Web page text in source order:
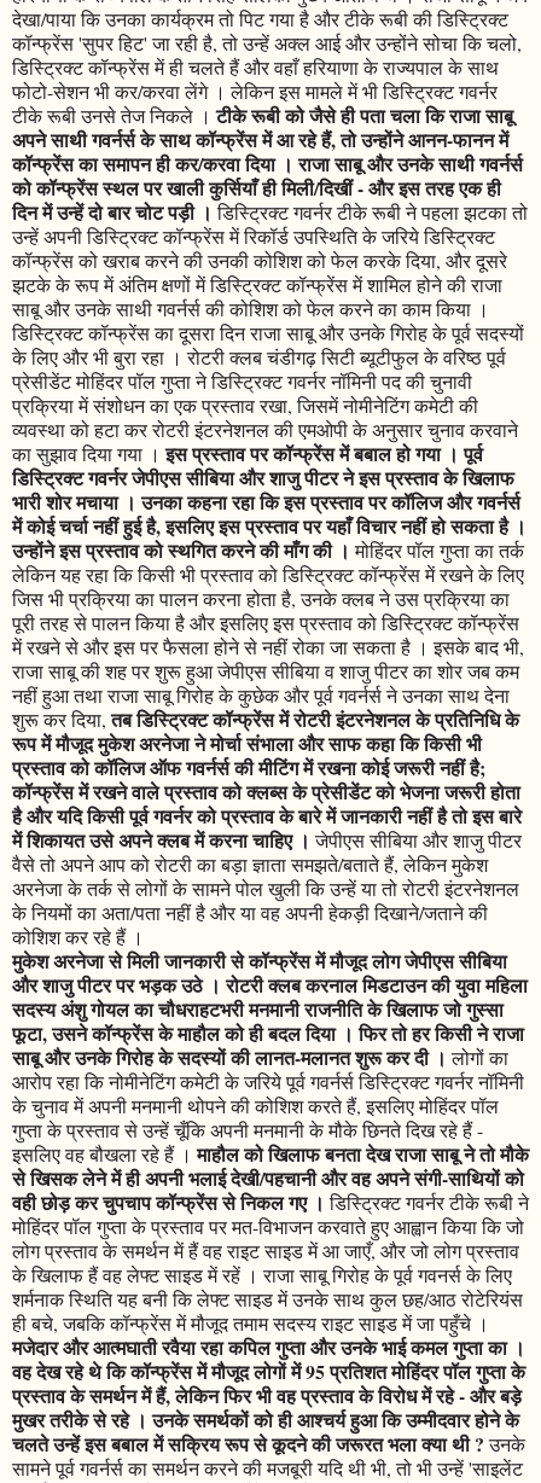
देखा/पाया कि उनका कार्यक्रम तो पिट गया है और टीके रूबी की डिस्ट्रिक्ट
कॉन्फ्रेंस 'सुपर हिट' जा रही है, तो उन्हें अक्ल आई और उन्होंने सोचा कि चलो,
डिस्ट्रिक्ट कॉन्फ्रेंस में ही चलते हैं और वहाँ हरियाणा के राज्यपाल के साथ
फोटो-सेशन भी कर/करवा लेंगे । लेकिन इस मामले में भी डिस्ट्रिक्ट गवर्नर
टीके रूबी उनसे तेज निकले ।टीके रूबी को जैसे ही पता चला कि राजा साबू
अपने साथी गवर्नर्स के साथ कॉन्फ्रेंस में आ रहे हैं, तो उन्होंने आनन-फानन में
कॉन्फ्रेंस का समापन ही कर/करवा दिया । राजा साबू और उनके साथी गवर्नर्स
को कॉन्फ्रेंस स्थल पर खाली कुर्सियाँ ही मिली/दिखीं - और इस तरह एक ही
दिन में उन्हें दो बार चोट पड़ी । डिस्ट्रिक्ट गवर्नर टीके रूबी ने पहला झटका तो
उन्हें अपनी डिस्ट्रिक्ट कॉन्फ्रेंस में रिकॉर्ड उपस्थिति के जरिये डिस्ट्रिक्ट
कॉन्फ्रेंस को खराब करने की उनकी कोशिश को फेल करके दिया, और दूसरे
झटके के रूप में अंतिम क्षणों में डिस्ट्रिक्ट कॉन्फ्रेंस में शामिल होने की राजा
साबू और उनके साथी गवर्नर्स की कोशिश को फेल करने का काम किया ।
डिस्ट्रिक्ट कॉन्फ्रेंस का दूसरा दिन राजा साबू और उनके गिरोह के पूर्व सदस्यों
के लिए और भी बुरा रहा । रोटरी क्लब चंडीगढ़ सिटी ब्यूटीफुल के वरिष्ठ पूर्व
प्रेसीडेंट मोहिंदर पॉल गुप्ता ने डिस्ट्रिक्ट गवर्नर नॉमिनी पद की चुनावी
प्रक्रिया में संशोधन का एक प्रस्ताव रखा, जिसमें नोमीनेटिंग कमेटी की
व्यवस्था को हटा कर रोटरी इंटरनेशनल की एमओपी के अनुसार चुनाव करवाने
का सुझाव दिया गया ।इस प्रस्ताव पर कॉन्फ्रेंस में बबाल हो गया । पूर्व
डिस्ट्रिक्ट गवर्नर जेपीएस सीबिया और शाजु पीटर ने इस प्रस्ताव के खिलाफ
भारी शोर मचाया । उनका कहना रहा कि इस प्रस्ताव पर कॉलिज और गवर्नर्स
में कोई चर्चा नहीं हुई है, इसलिए इस प्रस्ताव पर यहाँ विचार नहीं हो सकता है ।
उन्होंने इस प्रस्ताव को स्थगित करने की माँग की । मोहिंदर पॉल गुप्ता का तर्क
लेकिन यह रहा कि किसी भी प्रस्ताव को डिस्ट्रिक्ट कॉन्फ्रेंस में रखने के लिए
जिस भी प्रक्रिया का पालन करना होता है, उनके क्लब ने उस प्रक्रिया का
पूरी तरह से पालन किया है और इसलिए इस प्रस्ताव को डिस्ट्रिक्ट कॉन्फ्रेंस
में रखने से और इस पर फैसला होने से नहीं रोका जा सकता है । इसके बाद भी,
राजा साबू की शह पर शुरू हुआ जेपीएस सीबिया व शाजु पीटर का शोर जब कम
नहीं हुआ तथा राजा साबू गिरोह के कुछेक और पूर्व गवर्नर्स ने उनका साथ देना
शुरू कर दिया,तब डिस्ट्रिक्ट कॉन्फ्रेंस में रोटरी इंटरनेशनल के प्रतिनिधि के
रूप में मौजूद मुकेश अरनेजा ने मोर्चा संभाला और साफ कहा कि किसी भी
प्रस्ताव को कॉलिज ऑफ गवर्नर्स की मीटिंग में रखना कोई जरूरी नहीं है;
कॉन्फ्रेंस में रखने वाले प्रस्ताव को क्लब्स के प्रेसीडेंट को भेजना जरूरी होता
है और यदि किसी पूर्व गवर्नर को प्रस्ताव के बारे में जानकारी नहीं है तो इस बारे
में शिकायत उसे अपने क्लब में करना चाहिए । जेपीएस सीबिया और शाजु पीटर
वैसे तो अपने आप को रोटरी का बड़ा ज्ञाता समझते/बताते हैं, लेकिन मुकेश
अरनेजा के तर्क से लोगों के सामने पोल खुली कि उन्हें या तो रोटरी इंटरनेशनल
के नियमों का अता/पता नहीं है और या वह अपनी हेकड़ी दिखाने/जताने की
कोशिश कर रहे हैं ।
मुकेश अरनेजा से मिली जानकारी से कॉन्फ्रेंस में मौजूद लोग जेपीएस सीबिया
और शाजु पीटर पर भड़क उठे । रोटरी क्लब करनाल मिडटाउन की युवा महिला
सदस्य अंशु गोयल का चौधराहटभरी मनमानी राजनीति के खिलाफ जो गुस्सा
फूटा, उसने कॉन्फ्रेंस के माहौल को ही बदल दिया । फिर तो हर किसी ने राजा
साबू और उनके गिरोह के सदस्यों की लानत-मलानत शुरू कर दी । लोगों का
आरोप रहा कि नोमीनेटिंग कमेटी के जरिये पूर्व गवर्नर्स डिस्ट्रिक्ट गवर्नर नॉमिनी
के चुनाव में अपनी मनमानी थोपने की कोशिश करते हैं, इसलिए मोहिंदर पॉल
गुप्ता के प्रस्ताव से उन्हें चूँकि अपनी मनमानी के मौके छिनते दिख रहे हैं -
इसलिए वह बौखला रहे हैं ।माहौल को खिलाफ बनता देख राजा साबू ने तो मौके
से खिसक लेने में ही अपनी भलाई देखी/पहचानी और वह अपने संगी-साथियों को
वही छोड़ कर चुपचाप कॉन्फ्रेंस से निकल गए । डिस्ट्रिक्ट गवर्नर टीके रूबी ने
मोहिंदर पॉल गुप्ता के प्रस्ताव पर मत-विभाजन करवाते हुए आह्वान किया कि जो
लोग प्रस्ताव के समर्थन में हैं वह राइट साइड में आ जाएँ, और जो लोग प्रस्ताव
के खिलाफ हैं वह लेफ्ट साइड में रहें । राजा साबू गिरोह के पूर्व गवनर्स के लिए
शर्मनाक स्थिति यह बनी कि लेफ्ट साइड में उनके साथ कुल छह/आठ रोटेरियंस
ही बचे, जबकि कॉन्फ्रेंस में मौजूद तमाम सदस्य राइट साइड में जा पहुँचे ।
मजेदार और आत्मघाती रवैया रहा कपिल गुप्ता और उनके भाई कमल गुप्ता का ।
वह देख रहे थे कि कॉन्फ्रेंस में मौजूद लोगों में 95 प्रतिशत मोहिंदर पॉल गुप्ता के
प्रस्ताव के समर्थन में हैं, लेकिन फिर भी वह प्रस्ताव के विरोध में रहे - और बड़े
मुखर तरीके से रहे । उनके समर्थकों को ही आश्चर्य हुआ कि उम्मीदवार होने के
चलते उन्हें इस बबाल में सक्रिय रूप से कूदने की जरूरत भला क्या थी ?उनके
सामने पूर्व गवर्नर्स का समर्थन करने की मजबूरी यदि थी भी, तो भी उन्हें 'साइलेंट